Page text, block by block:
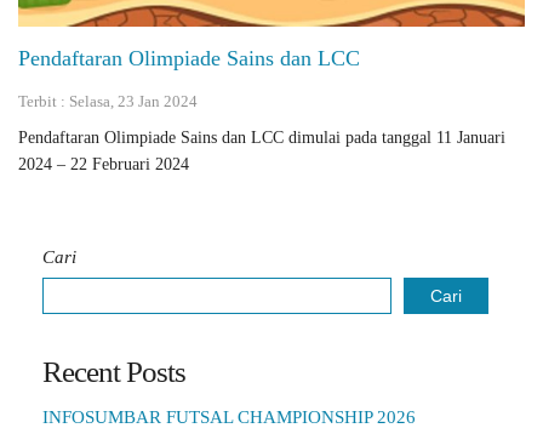
Pendaftaran Olimpiade Sains dan LCC
Terbit : Selasa, 23 Jan 2024
Pendaftaran Olimpiade Sains dan LCC dimulai pada tanggal 11 Januari
2024 – 22 Februari 2024
Cari
Cari
Recent Posts
INFOSUMBAR FUTSAL CHAMPIONSHIP 2026